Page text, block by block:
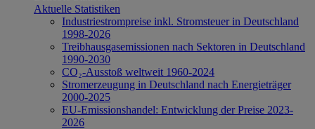
Aktuelle Statistiken
Industriestrompreise inkl. Stromsteuer in Deutschland
1998-2026
Treibhausgasemissionen nach Sektoren in Deutschland
1990-2030
CO₂-Ausstoß weltweit 1960-2024
Stromerzeugung in Deutschland nach Energieträger
2000-2025
EU-Emissionshandel: Entwicklung der Preise 2023-
2026